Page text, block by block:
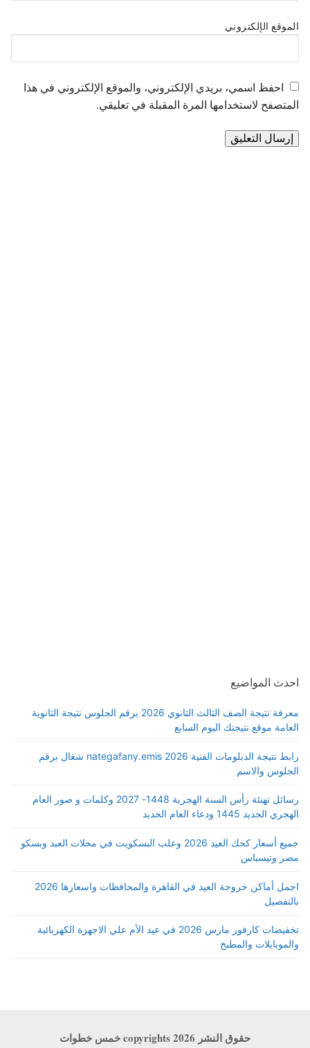
الموقع الإلكتروني
احفظ اسمي، بريدي الإلكتروني، والموقع الإلكتروني في هذا
المتصفح لاستخدامها المرة المقبلة في تعليقي.
احدث المواضيع
معرفة نتيجة الصف الثالث الثانوي 2026 برقم الجلوس نتيجة الثانوية
العامة موقع نتيجتك اليوم السابع
رابط نتيجة الدبلومات الفنية 2026 nategafany.emis شغال برقم
الجلوس والاسم
رسائل تهنئة رأس السنة الهجرية 1448- 2027 وكلمات و صور العام
الهجري الجديد 1445 ودعاء العام الجديد
جميع أسعار كحك العيد 2026 وعلب البسكويت في محلات العبد وبسكو
مصر وتيسباس
اجمل أماكن خروجة العيد في القاهرة والمحافظات واسعارها 2026
بالتفصيل
تخفيضات كارفور مارس 2026 في عيد الأم علي الاجهزة الكهربائية
والموبايلات والمطبخ
حقوق النشر copyrights 2026 خمس خطوات